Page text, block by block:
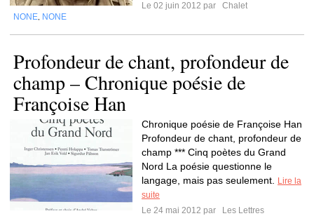
Le 02 juin 2012 par
Chalet
NONE NONE
Profondeur de chant, profondeur de
champ – Chronique poésie de
Françoise Han
Chronique poésie de Françoise Han
Profondeur de chant, profondeur de
champ *** Cinq poètes du Grand
Nord La poésie questionne le
langage, mais pas seulement.
Lire la
suite
Le 24 mai 2012 par
Les Lettres